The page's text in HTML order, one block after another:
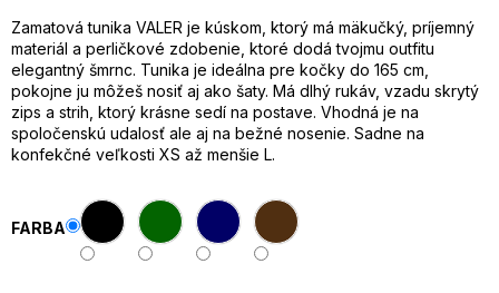
Zamatová tunika VALER je kúskom, ktorý má mäkučký, príjemný
materiál a perličkové zdobenie, ktoré dodá tvojmu outfitu
elegantný šmrnc. Tunika je ideálna pre kočky do 165 cm,
pokojne ju môžeš nosiť aj ako šaty. Má dlhý rukáv, vzadu skrytý
zips a strih, ktorý krásne sedí na postave. Vhodná je na
spoločenskú udalosť ale aj na bežné nosenie. Sadne na
konfekčné veľkosti XS až menšie L.
FARBA
o
t
r
b